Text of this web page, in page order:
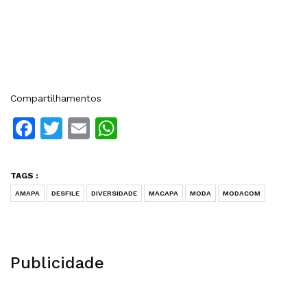
Compartilhamentos
Facebook
Twitter
Email
TAGS :
AMAPA DESFILE DIVERSIDADE MACAPA MODA MODACOM
Publicidade